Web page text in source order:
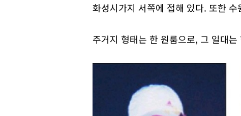
화성시가지 서쪽에 접해 있다. 또한
주거지 형태는 한 원룸으로, 그 일대